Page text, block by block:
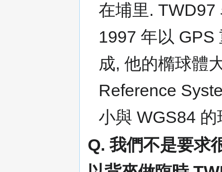
在埔里. TWD97
1997 年以 GPS
成, 他的橢球體
Reference
小與 WGS84
Q. 我們不是要求